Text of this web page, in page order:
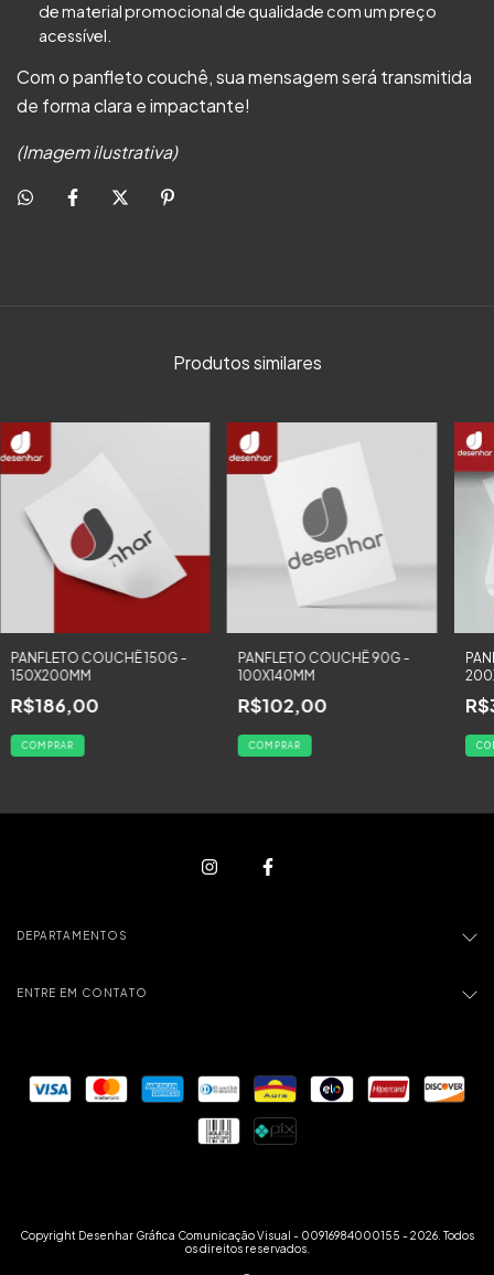
de material promocional de qualidade com um preço
acessível.
Com o panfleto couchê, sua mensagem será transmitida
de forma clara e impactante!
(Imagem ilustrativa)
Produtos similares
PANFLETO COUCHÊ 150G -
150X200MM
R$186,00
COMPRAR
PANFLETO COUCHÊ 90G -
100X140MM
R$102,00
COMPRAR
DEPARTAMENTOS
ENTRE EM CONTATO
Copyright Desenhar Gráfica Comunicação Visual - 00916984000155 - 2026. Todos
os direitos reservados.